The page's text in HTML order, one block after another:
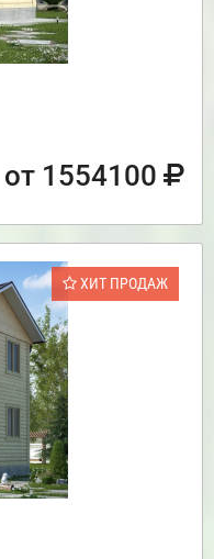
от 1554100
ХИТ ПРОДАЖ